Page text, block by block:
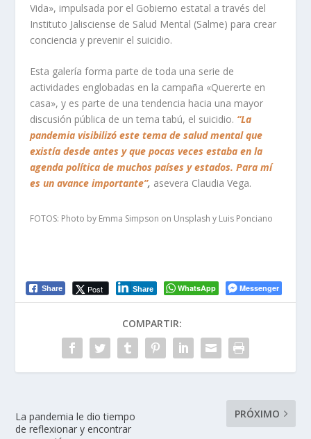
Vida», impulsada por el Gobierno estatal a través del
Instituto Jalisciense de Salud Mental (Salme) para crear
conciencia y prevenir el suicidio.
Esta galería forma parte de toda una serie de
actividades englobadas en la campaña «Quererte en
casa», y es parte de una tendencia hacia una mayor
discusión pública de un tema tabú, el suicidio. “La
pandemia visibilizó este tema de salud mental que
existía desde antes y que pocas veces estaba en la
agenda política de muchos países y estados. Para mí
es un avance importante”, asevera Claudia Vega.
FOTOS: Photo by Emma Simpson on Unsplash y Luis Ponciano
Share Post Share WhatsApp Messenger
COMPARTIR:
La pandemia le dio tiempo
de reflexionar y encontrar
PRÓXIMO